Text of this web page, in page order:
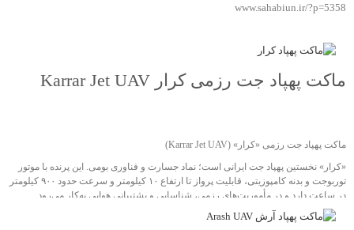
www.sahabiun.ir/?p=5358
ماکت پهپاد جت رزمی کرار Karrar Jet UAV
ماکت پهپاد جت رزمی «کرار» (Karrar Jet UAV)
«کرار» نخستین پهپاد جت ایرانی است؛ نماد جسارت و فناوری بومی. این پرنده با موتور
توربوجت و بدنه کامپوزیتی، قابلیت پرواز تا ارتفاع ۱۰ کیلومتر و سرعت حدود ۹۰۰ کیلومتر
در ساعت دارد و در مأموریت‌های رزمی، شناسایی و پشتیبانی هوایی به‌کار می‌رود.
اساس مدل واقعی ساخته شده؛ مناسب برای نمایشگاه‌های دفاع مقدس، موزه‌ها و